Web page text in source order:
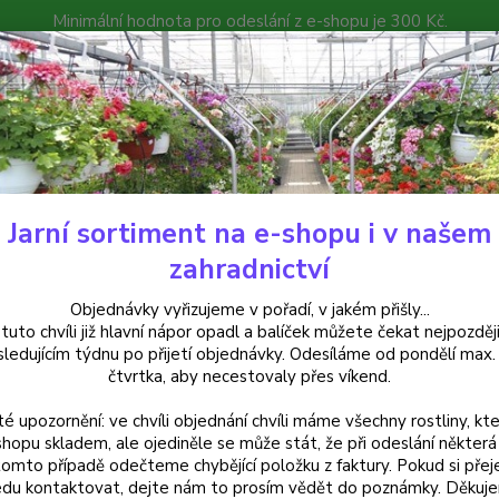
Minimální hodnota pro odeslání z e-shopu je 300 Kč.
můžete čekat nejpozději v následujícím týdnu po přijetí
Poradna Kontakty
Hledat
Trvalky Hlaváč modrý (Scobiosa Japonica Blue Diamo)
modrý (Scobiosa Japonica
Jarní sortiment na e-shopu i v našem
zahradnictví
Objednávky vyřizujeme v pořadí, v jakém přišly...
chvíli již hlavní nápor opadl a balíček můžete čekat
týdnu po přijetí objednávky. Odesíláme od pondělí
čtvrtka, aby necestovaly přes víkend.
upozornění: ve chvíli objednání chvíli máme všechny rostliny,
skladem, ale ojediněle se může stát, že při odeslání některá
případě odečteme chybějící položku z faktury. Pokud si
kontaktovat, dejte nám to prosím vědět do poznámky.